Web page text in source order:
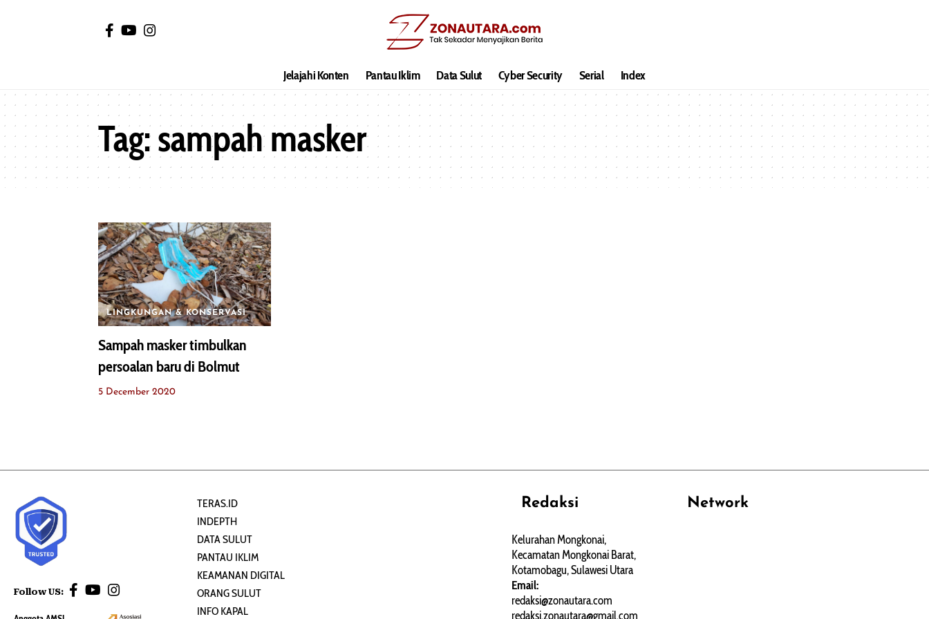
Jelajahi Konten Pantau Iklim Data Sulut Cyber Security Serial Index
Tag:sampah masker
LINGKUNGAN & KONSERVASI
Sampah masker timbulkan
persoalan baru di Bolmut
5 December 2020
Follow US:
TERAS.ID
INDEPTH
DATA SULUT
PANTAU IKLIM
KEAMANAN DIGITAL
ORANG SULUT
INFO KAPAL
Redaksi
Kelurahan Mongkonai,
Kecamatan Mongkonai Barat,
Kotamobagu, Sulawesi Utara
Email:
redaksi@zonautara.com
redaksi.zonautara@gmail.com
Network